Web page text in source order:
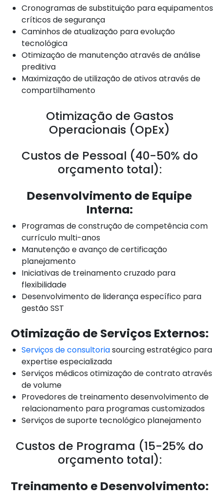
Cronogramas de substituição para equipamentos
críticos de segurança
Caminhos de atualização para evolução
tecnológica
Otimização de manutenção através de análise
preditiva
Maximização de utilização de ativos através de
compartilhamento
Otimização de Gastos
Operacionais (OpEx)
Custos de Pessoal (40-50% do
orçamento total):
Desenvolvimento de Equipe
Interna:
Programas de construção de competência com
currículo multi-anos
Manutenção e avanço de certificação
planejamento
Iniciativas de treinamento cruzado para
flexibilidade
Desenvolvimento de liderança específico para
gestão SST
Otimização de Serviços Externos:
Serviços de consultoriasourcing estratégico para
expertise especializada
Serviços médicos otimização de contrato através
de volume
Provedores de treinamento desenvolvimento de
relacionamento para programas customizados
Serviços de suporte tecnológico planejamento
Custos de Programa (15-25% do
orçamento total):
Treinamento e Desenvolvimento: